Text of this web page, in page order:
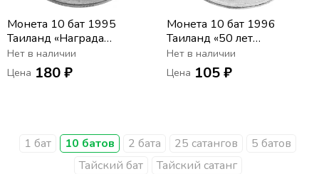
Монета 10 бат 1995
Таиланд «Награда
Международного научно-
исследовательского
института риса»
Нет в наличии
Цена 180 ₽
Монета 10 бат 1996
Таиланд «50 лет
правления Короля Рамы
IX»
Нет в наличии
Цена 105 ₽
1 бат 10 батов 2 бата 25 сатангов
5 батов
Тайский бат
Тайский сатанг